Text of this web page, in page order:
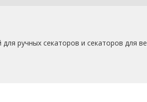
ручных секаторов и секаторов для